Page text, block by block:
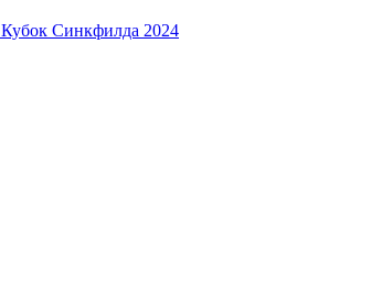
Кубок Синкфилда 2024